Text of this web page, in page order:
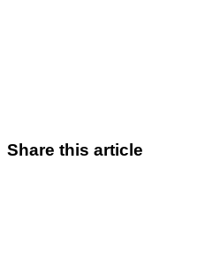
Share this article